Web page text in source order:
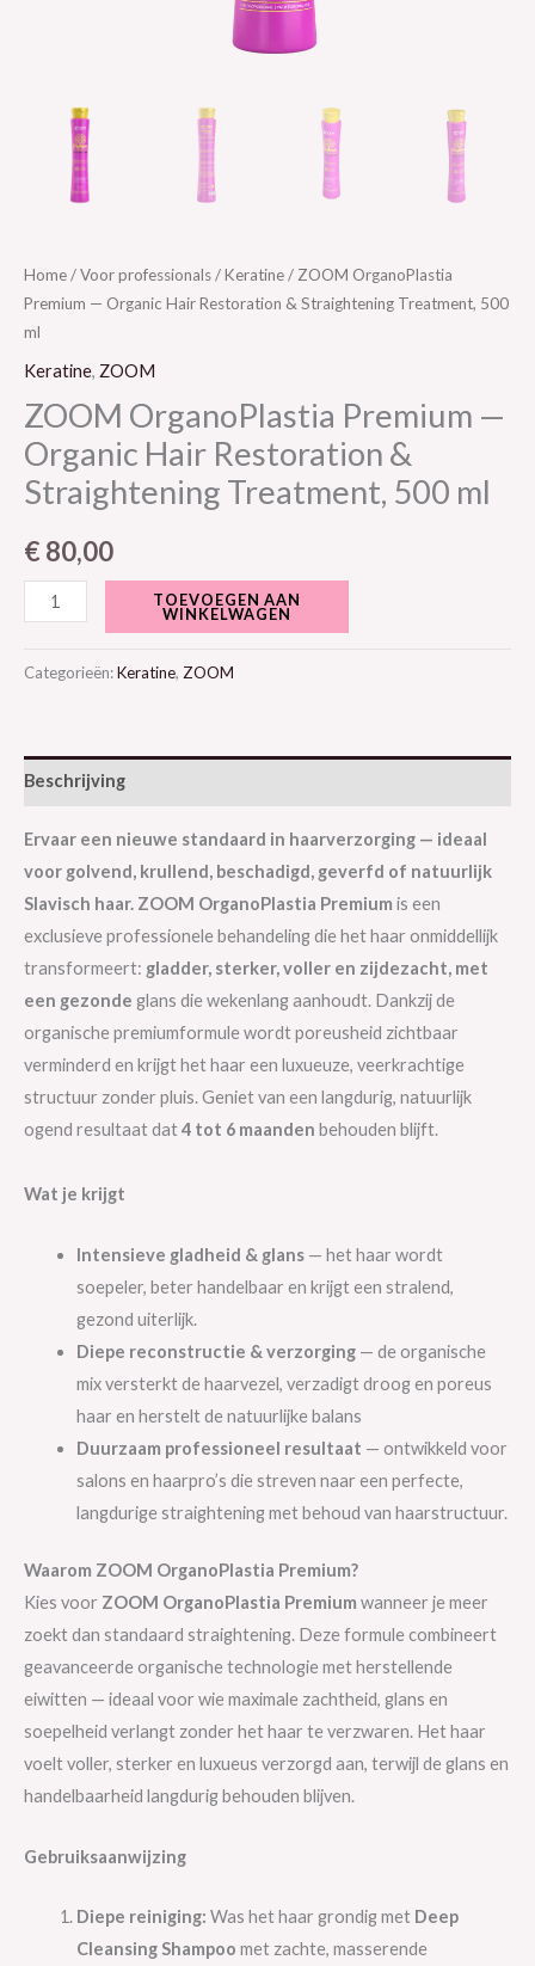
Home/Voor professionals/Keratine/ ZOOM OrganoPlastia
Premium — Organic Hair Restoration & Straightening Treatment, 500
ml
Keratine, ZOOM
ZOOM OrganoPlastia Premium —
Organic Hair Restoration &
Straightening Treatment, 500 ml
€ 80,00
TOEVOEGEN AAN
WINKELWAGEN
Categorieën:Keratine, ZOOM
Beschrijving
Ervaar een nieuwe standaard in haarverzorging — ideaal
voor golvend, krullend, beschadigd, geverfd of natuurlijk
Slavisch haar. ZOOM OrganoPlastia Premium is een
exclusieve professionele behandeling die het haar onmiddellijk
transformeert: gladder, sterker, voller en zijdezacht, met
een gezonde glans die wekenlang aanhoudt. Dankzij de
organische premiumformule wordt poreusheid zichtbaar
verminderd en krijgt het haar een luxueuze, veerkrachtige
structuur zonder pluis. Geniet van een langdurig, natuurlijk
ogend resultaat dat4 tot 6 maanden behouden blijft.
Wat je krijgt
Intensieve gladheid & glans— het haar wordt
soepeler, beter handelbaar en krijgt een stralend,
gezond uiterlijk.
Diepe reconstructie & verzorging— de organische
mix versterkt de haarvezel, verzadigt droog en poreus
haar en herstelt de natuurlijke balans
Duurzaam professioneel resultaat — ontwikkeld voor
salons en haarpro’s die streven naar een perfecte,
langdurige straightening met behoud van haarstructuur.
Waarom ZOOM OrganoPlastia Premium?
Kies voor ZOOM OrganoPlastia Premium wanneer je meer
zoekt dan standaard straightening. Deze formule combineert
geavanceerde organische technologie met herstellende
eiwitten — ideaal voor wie maximale zachtheid, glans en
soepelheid verlangt zonder het haar te verzwaren. Het haar
voelt voller, sterker en luxueus verzorgd aan, terwijl de glans en
handelbaarheid langdurig behouden blijven.
Gebruiksaanwijzing
Diepe reiniging: Was het haar grondig met Deep
Cleansing Shampoo met zachte, masserende